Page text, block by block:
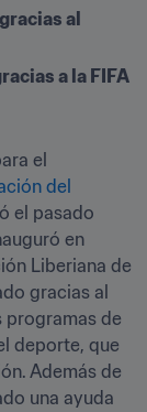
al
a la FIFA
el
del
el pasado
en
Liberiana de
gracias al
programas de
deporte, que
Además de
una ayuda